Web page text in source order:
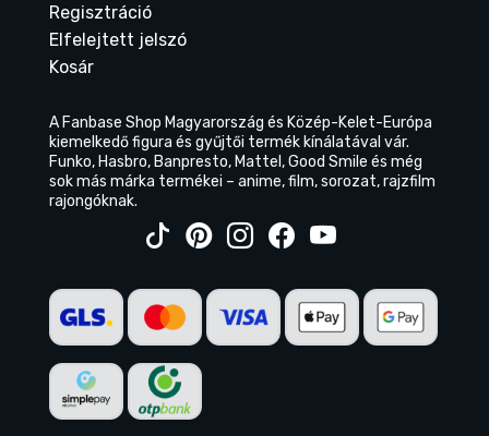
Regisztráció
Elfelejtett jelszó
Kosár
A Fanbase Shop Magyarország és Közép-Kelet-Európa
kiemelkedő figura és gyűjtői termék kínálatával vár.
Funko, Hasbro, Banpresto, Mattel, Good Smile és még
sok más márka termékei – anime, film, sorozat, rajzfilm
rajongóknak.